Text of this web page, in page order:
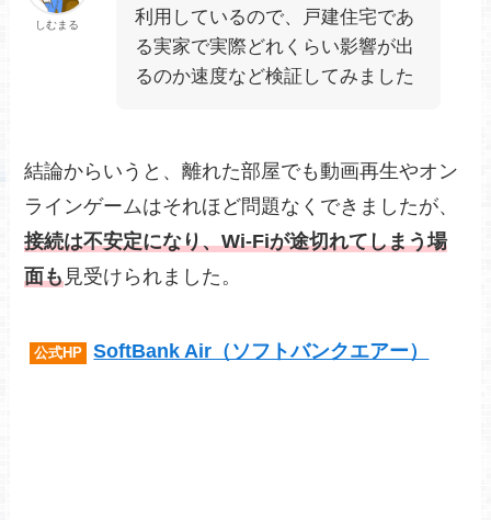
しむまる
利用しているので、戸建住宅であ
る実家で実際どれくらい影響が出
るのか速度など検証してみました
結論からいうと、離れた部屋でも動画再生やオン
ラインゲームはそれほど問題なくできましたが、
接続は不安定になり、Wi-Fiが途切れてしまう場
面も見受けられました。
公式HP SoftBank Air（ソフトバンクエアー）